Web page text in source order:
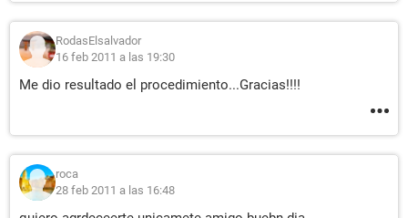
RodasElsalvador
16 feb 2011 a las 19:30
Me dio resultado el procedimiento...Gracias!!!!
roca
28 feb 2011 a las 16:48